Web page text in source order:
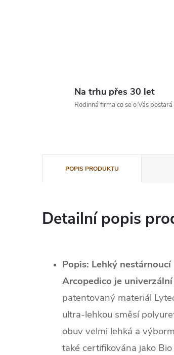
Na trhu přes 30 let
Rodinná firma co se o Vás postará
POPIS PRODUKTU
Detailní popis
Popis: Lehký
Arcopedico je
patentovaný materiál
ultra-lehkou směsí
obuv velmi lehká a
také certifikována jako